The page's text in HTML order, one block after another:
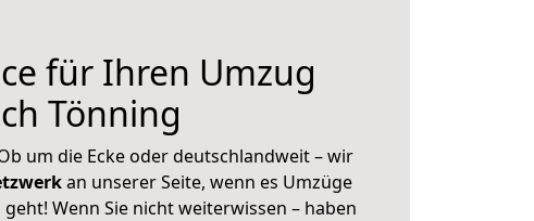
für Ihren Umzug
Tönning
um die Ecke oder deutschlandweit – wir
an unserer Seite, wenn es Umzüge
Wenn Sie nicht weiterwissen – haben